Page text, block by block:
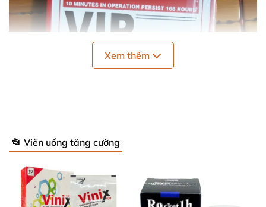
Xem thêm
📂 Viên uống tăng cường